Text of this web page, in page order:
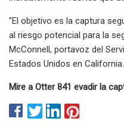
"El objetivo es la captura
al riesgo potencial para la
McConnell, portavoz del
Estados Unidos en California.
Mire a Otter 841 evadir la